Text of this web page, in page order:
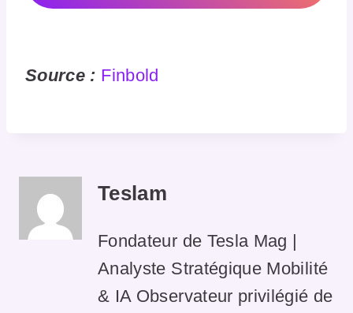
Source : Finbold
Teslam
Fondateur de Tesla Mag |
Analyste Stratégique Mobilité
& IA Observateur privilégié de